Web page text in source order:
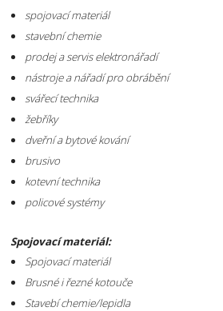
spojovací materiál
stavební chemie
prodej a servis elektronářadí
nástroje a nářadí pro obrábění
svářecí technika
žebříky
dveřní a bytové kování
brusivo
kotevní technika
policové systémy
Spojovací materiál:
Spojovací materiál
Brusné i řezné kotouče
Stavebí chemie/lepidla